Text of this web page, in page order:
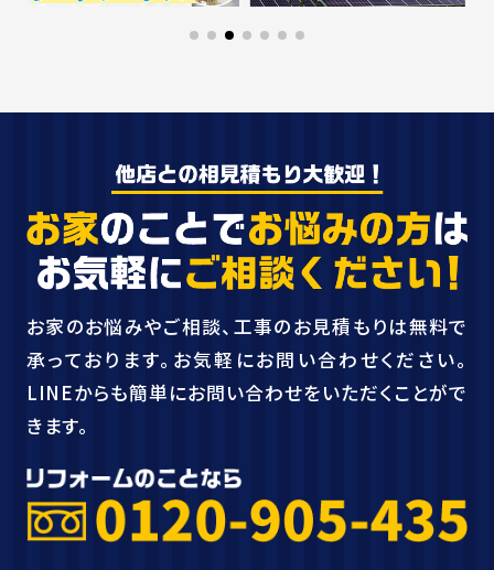
お家のお悩みやご相談、工事のお見積もりは無料で
承っております。お気軽にお問い合わせください。
LINEからも簡単にお問い合わせをいただくことがで
きます。